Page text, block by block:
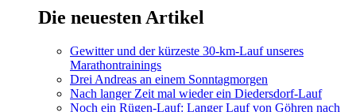
Die neuesten Artikel
Gewitter und der kürzeste 30-km-Lauf unseres
Marathontrainings
Drei Andreas an einem Sonntagmorgen
Nach langer Zeit mal wieder ein Diedersdorf-Lauf
Noch ein Rügen-Lauf: Langer Lauf von Göhren nach